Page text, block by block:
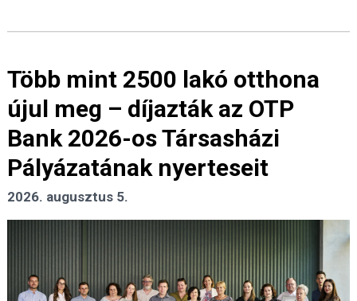
Több mint 2500 lakó otthona
újul meg – díjazták az OTP
Bank 2026-os Társasházi
Pályázatának nyerteseit
2026. augusztus 5.